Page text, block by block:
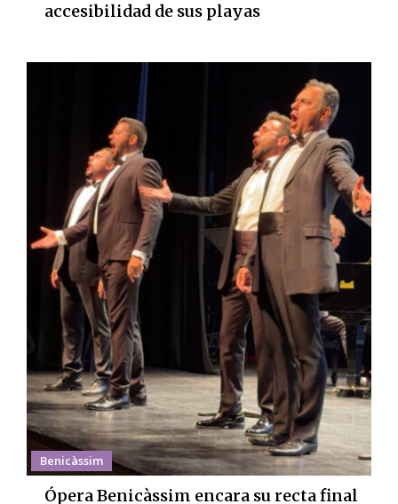
accesibilidad de sus playas
Benicàssim
Ópera Benicàssim encara su recta final